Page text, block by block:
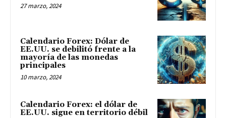
27 marzo, 2024
Calendario Forex: Dólar de
EE.UU. se debilitó frente a la
mayoría de las monedas
principales
10 marzo, 2024
Calendario Forex: el dólar de
EE.UU. sigue en territorio débil